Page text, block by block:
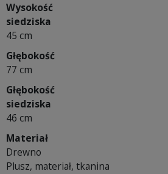
Wysokość
siedziska
45 cm
Głębokość
77 cm
Głębokość
siedziska
46 cm
Materiał
Drewno
Plusz, materiał, tkanina